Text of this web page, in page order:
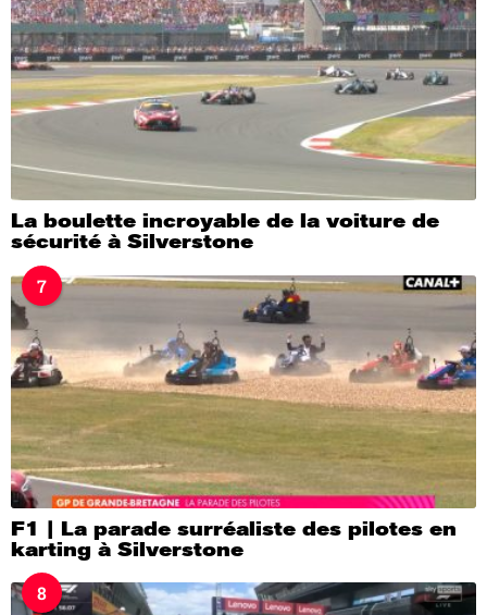
La boulette incroyable de la voiture de
sécurité à Silverstone
7
F1 | La parade surréaliste des pilotes en
karting à Silverstone
8